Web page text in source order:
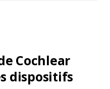
Cochlear
dispositifs